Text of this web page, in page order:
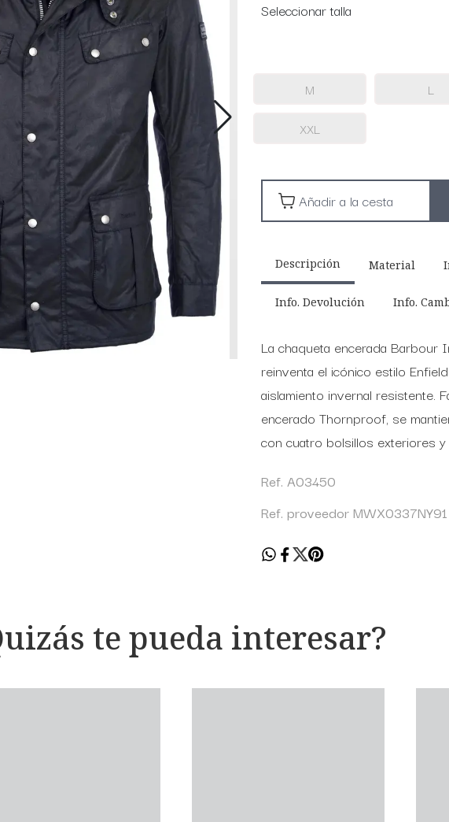
Seleccionar talla
M L
XXL
Descripción Material
Info. Devolución Info.
La chaqueta encerada Barbour
reinventa el icónico estilo
aislamiento invernal resistente.
encerado Thornproof, se
con cuatro bolsillos exteriores
Ref. A03450
Ref. proveedor MWX0337NY91
te pueda interesar?